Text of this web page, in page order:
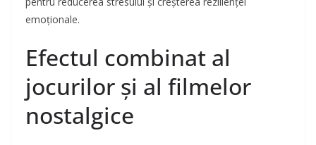
emoționale.
Efectul combinat al
jocurilor și al filmelor
nostalgice